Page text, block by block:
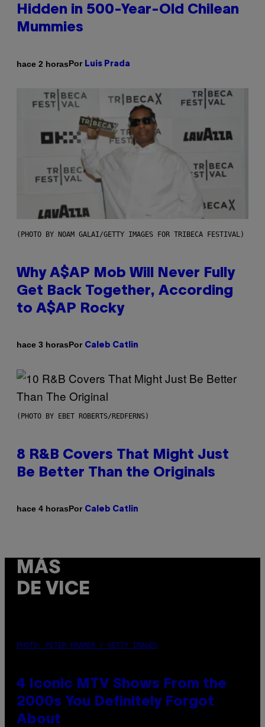
Hidden in 500-Year-Old Chilean
Mummies
hace 2 horasPor Luis Prada
(PHOTO BY NOAM GALAI/GETTY IMAGES FOR TRIBECA FESTIVAL)
Why A$AP Mob Will Never Fully
Get Back Together, According
to A$AP Rocky
hace 3 horasPor Caleb Catlin
(PHOTO BY EBET ROBERTS/REDFERNS)
8 R&B Covers That Might Just
Be Better Than the Originals
hace 4 horasPor Caleb Catlin
MÁS
DE VICE
PHOTO: PETER KRAMER / GETTY IMAGES
4 Iconic MTV Shows From the
2000s You Definitely Forgot
About